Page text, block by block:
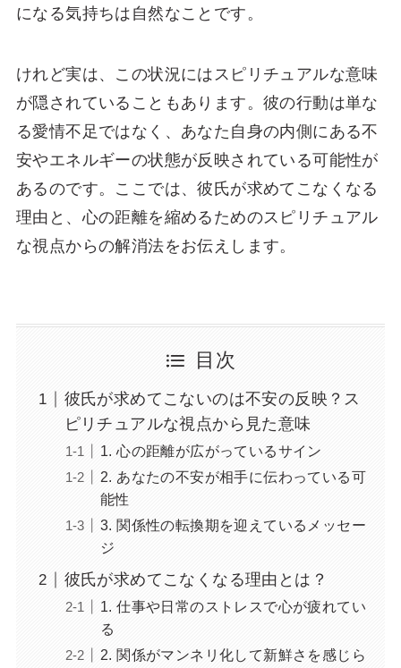
になる気持ちは自然なことです。
けれど実は、この状況にはスピリチュアルな意味
が隠されていることもあります。彼の行動は単な
る愛情不足ではなく、あなた自身の内側にある不
安やエネルギーの状態が反映されている可能性が
あるのです。ここでは、彼氏が求めてこなくなる
理由と、心の距離を縮めるためのスピリチュアル
な視点からの解消法をお伝えします。
目次
彼氏が求めてこないのは不安の反映？ス
ピリチュアルな視点から見た意味
1. 心の距離が広がっているサイン
2. あなたの不安が相手に伝わっている可
能性
3. 関係性の転換期を迎えているメッセー
ジ
彼氏が求めてこなくなる理由とは？
1. 仕事や日常のストレスで心が疲れてい
る
2. 関係がマンネリ化して新鮮さを感じら